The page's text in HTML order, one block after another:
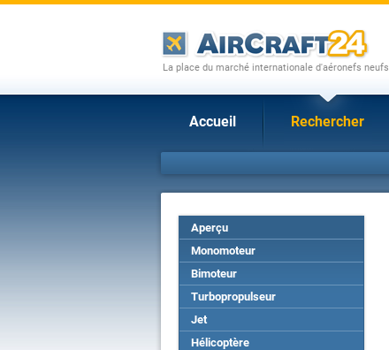
La place du marché internationale d'aéronefs
Accueil Rechercher
Aperçu
Monomoteur
Bimoteur
Turbopropulseur
Jet
Hélicoptère